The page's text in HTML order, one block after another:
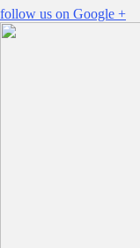
follow us on Google +